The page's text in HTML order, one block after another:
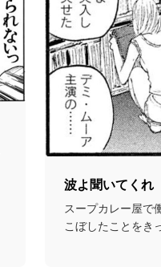
波よ聞いてくれ
スープカレー屋で
こぼしたことをき